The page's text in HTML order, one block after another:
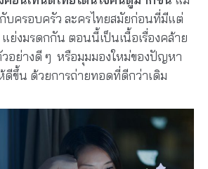
กับครอบครัว ละครไทยสมัยก่อนที่มีแต่
ย่งมรดกกัน ตอนนี้เป็นเนื้อเรื่องคล้าย
อย่างดี ๆ หรือมุมมองใหม่ของปัญหา
ดีขึ้น ด้วยการถ่ายทอดที่ดีกว่าเดิม